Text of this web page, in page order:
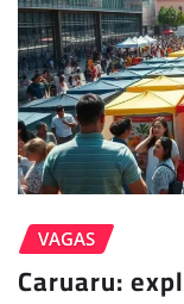
VAGAS
Caruaru: